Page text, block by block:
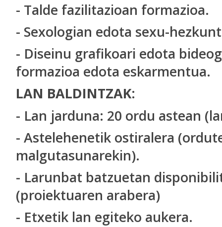
- Talde fazilitazioan formazioa.
- Sexologian edota sexu-
- Diseinu grafikoari edota
formazioa edota eskarmentua.
LAN BALDINTZAK:
- Lan jarduna: 20 ordu astean
- Astelehenetik ostiralera
malgutasunarekin).
- Larunbat batzuetan
(proiektuaren arabera)
- Etxetik lan egiteko aukera.